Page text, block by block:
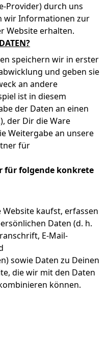
Provider) durch uns
wir Informationen zur
Website erhalten.
speichern wir in erster
und geben sie
an andere
ist in diesem
der Daten an einen
der Dir die Ware
Weitergabe an unsere
für
für folgende konkrete
kaufst, erfassen
Daten (d. h.
E-Mail-
sowie Daten zu Deinen
die wir mit den Daten
können.